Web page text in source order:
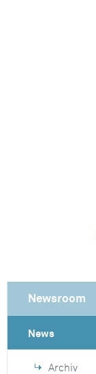
Newsroom
News
Archiv